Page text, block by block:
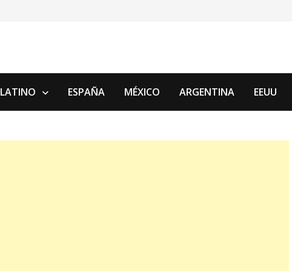
LATINO ESPAÑA MÉXICO ARGENTINA EEUU